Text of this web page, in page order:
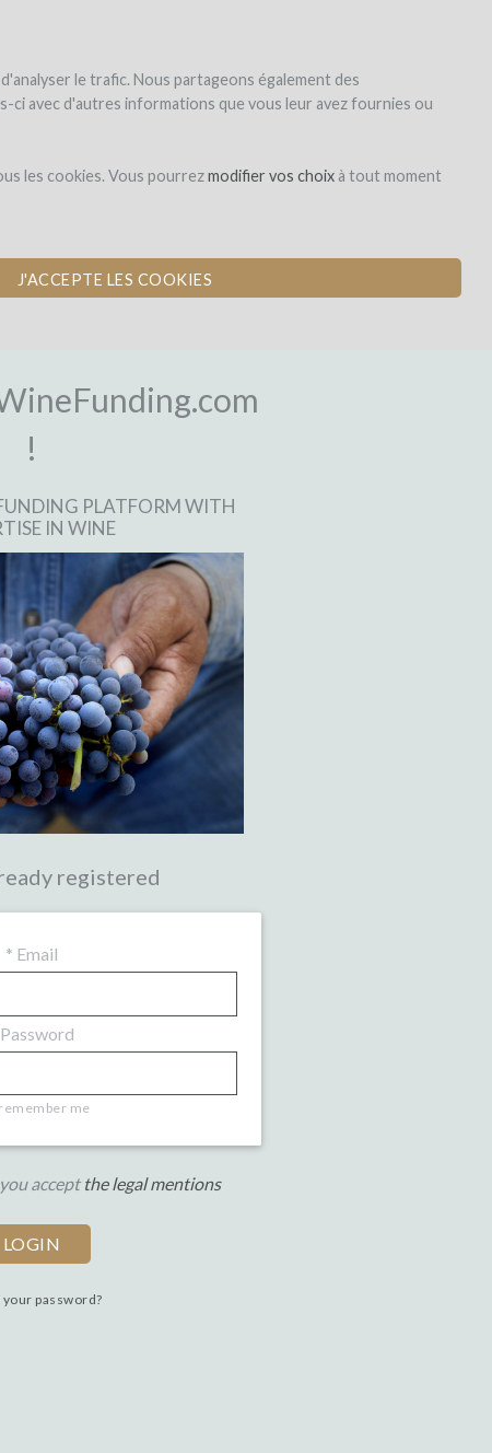
le trafic. Nous partageons également des
ci avec d'autres informations que vous leur avez fournies ou
les cookies. Vous pourrezmodifier vos choixà tout moment
J'ACCEPTE LES COOKIES
!
PLATFORM WITH
IN WINE
registered
* Email
Password
remember me
accept the legal mentions
password?